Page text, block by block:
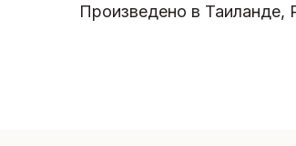
Произведено в Таиланде,